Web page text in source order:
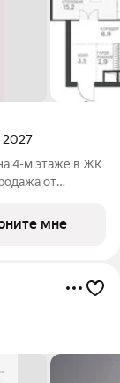
2027
4-м этаже в ЖК
от
мне